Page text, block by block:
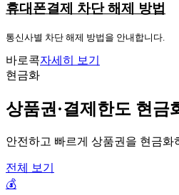
휴대폰결제 차단 해제 방법
통신사별 차단 해제 방법을 안내합니다.
바로콕자세히 보기
현금화
상품권·결제한도 현금
안전하고 빠르게 상품권을 현금화
전체 보기
💰